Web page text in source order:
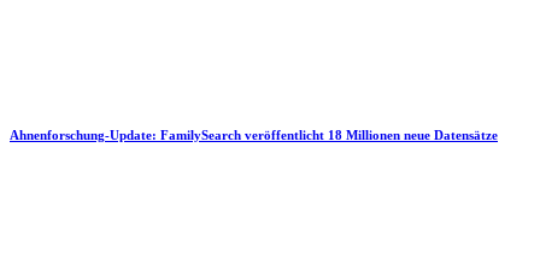
Ahnenforschung-Update: FamilySearch veröffentlicht 18 Millionen neue Datensätze